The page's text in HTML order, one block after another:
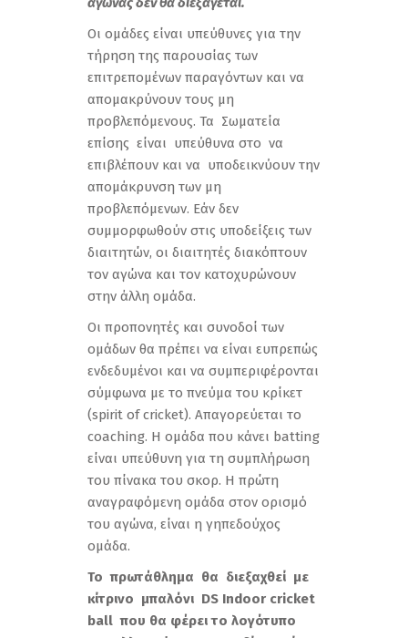
Οι ομάδες είναι υπεύθυνες για την
τήρηση της παρουσίας των
επιτρεπομένων παραγόντων και να
απομακρύνουν τους μη
προβλεπόμενους. Τα Σωματεία
επίσης είναι υπεύθυνα στο να
επιβλέπουν και να υποδεικνύουν την
απομάκρυνση των μη
προβλεπόμενων. Εάν δεν
συμμορφωθούν στις υποδείξεις των
διαιτητών, οι διαιτητές διακόπτουν
τον αγώνα και τον κατοχυρώνουν
στην άλλη ομάδα.
Οι προπονητές και συνοδοί των
ομάδων θα πρέπει να είναι ευπρεπώς
ενδεδυμένοι και να συμπεριφέρονται
σύμφωνα με το πνεύμα του κρίκετ
(spirit of cricket). Απαγορεύεται το
coaching. Η ομάδα που κάνει batting
είναι υπεύθυνη για τη συμπλήρωση
του πίνακα του σκορ. Η πρώτη
αναγραφόμενη ομάδα στον ορισμό
του αγώνα, είναι η γηπεδούχος
ομάδα.
Το πρωτάθλημα θα διεξαχθεί με
κίτρινο μπαλόνι DS Indoor cricket
ball που θα φέρει το λογότυπο